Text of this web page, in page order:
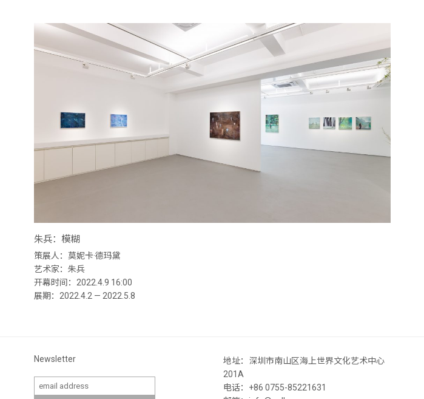
朱兵：模糊
策展人：莫妮卡·德玛黛
艺术家：朱兵
开幕时间：2022.4.9 16:00
展期：2022.4.2 — 2022.5.8
Newsletter
地址：深圳市南山区海上世界文化艺术中心
201A
电话：+86 0755-85221631